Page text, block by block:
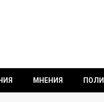
МНЕНИЯ